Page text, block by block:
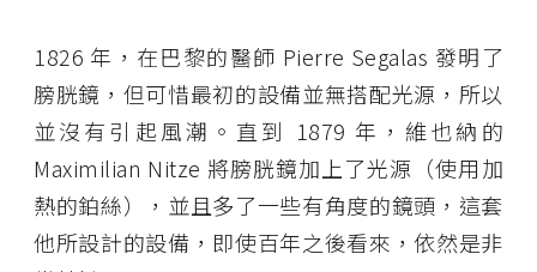
1826 年，在巴黎的醫師 Pierre Segalas 發明了
膀胱鏡，但可惜最初的設備並無搭配光源，所以
並沒有引起風潮。直到 1879 年，維也納的
Maximilian Nitze 將膀胱鏡加上了光源（使用加
熱的鉑絲），並且多了一些有角度的鏡頭，這套
他所設計的設備，即使百年之後看來，依然是非